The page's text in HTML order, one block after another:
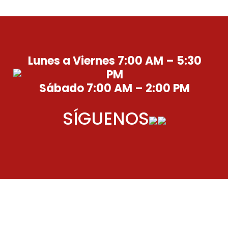
Lunes a Viernes 7:00 AM – 5:30
PM
Sábado 7:00 AM – 2:00 PM
SÍGUENOS